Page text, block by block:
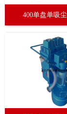
400单盘单吸尘